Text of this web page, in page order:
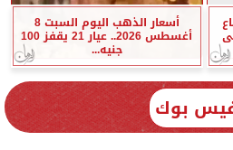
أسعار الذهب اليوم السبت 8
أغسطس 2026.. عيار 21 يقفز 100
جنيه...
بوك